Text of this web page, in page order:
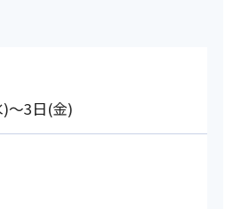
～3日(金)